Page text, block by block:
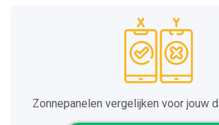
Zonnepanelen vergelijken voor jouw